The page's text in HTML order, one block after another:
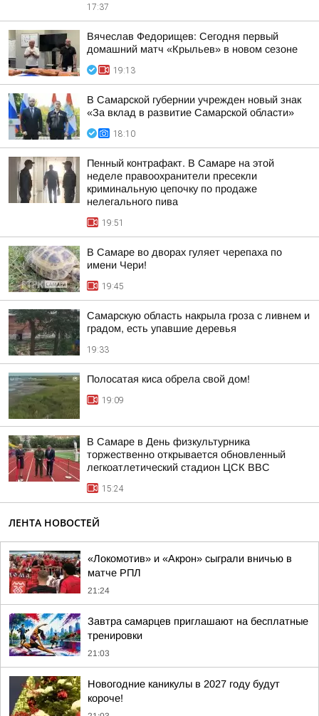
17:37
Вячеслав Федорищев: Сегодня первый
домашний матч «Крыльев» в новом сезоне
19:13
В Самарской губернии учрежден новый знак
«За вклад в развитие Самарской области»
18:10
Пенный контрафакт. В Самаре на этой
неделе правоохранители пресекли
криминальную цепочку по продаже
нелегального пива
19:51
В Самаре во дворах гуляет черепаха по
имени Чери!
19:45
Самарскую область накрыла гроза с ливнем и
градом, есть упавшие деревья
19:33
Полосатая киса обрела свой дом!
19:09
В Самаре в День физкультурника
торжественно открывается обновленный
легкоатлетический стадион ЦСК ВВС
15:24
ЛЕНТА НОВОСТЕЙ
«Локомотив» и «Акрон» сыграли вничью в
матче РПЛ
21:24
Завтра самарцев приглашают на бесплатные
тренировки
21:03
Новогодние каникулы в 2027 году будут
короче!